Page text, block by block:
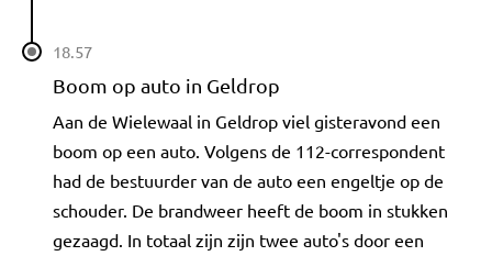
18.57
Boom op auto in Geldrop
Aan de Wielewaal in Geldrop viel gisteravond een
boom op een auto. Volgens de 112-correspondent
had de bestuurder van de auto een engeltje op de
schouder. De brandweer heeft de boom in stukken
gezaagd. In totaal zijn zijn twee auto's door een